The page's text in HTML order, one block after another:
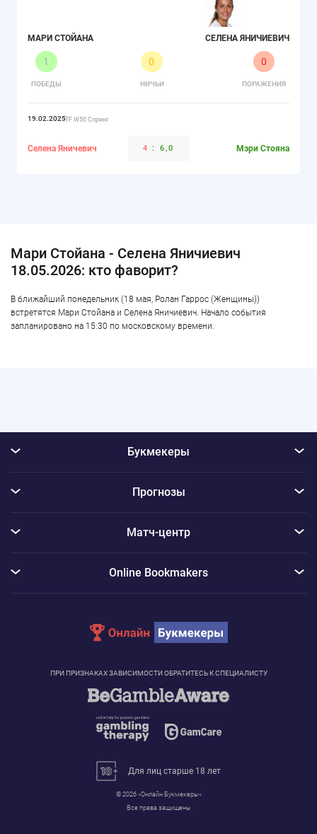
МАРИ СТОЙАНА
1
ПОБЕДЫ
0
НИЧЬИ
0
ПОРАЖЕНИЯ
СЕЛЕНА ЯНИЧИЕВИЧ
19.02.2025ITF W50 Спринг
Селена Яничевич 4 : 6,0 Мэри Стояна
Мари Стойана - Селена Яничиевич
18.05.2026: кто фаворит?
В ближайший понедельник (18 мая, Ролан Гаррос (Женщины))
встретятся Мари Стойана и Селена Яничиевич. Начало события
запланировано на 15:30 по московскому времени.
ПРИ ПРИЗНАКАХ ЗАВИСИМОСТИ ОБРАТИТЕСЬ К СПЕЦИАЛИСТУ
Для лиц старше 18 лет
© 2026 «Онлайн Букмекеры»
Все права защищены
Букмекеры
Прогнозы
Матч-центр
Online Bookmakers